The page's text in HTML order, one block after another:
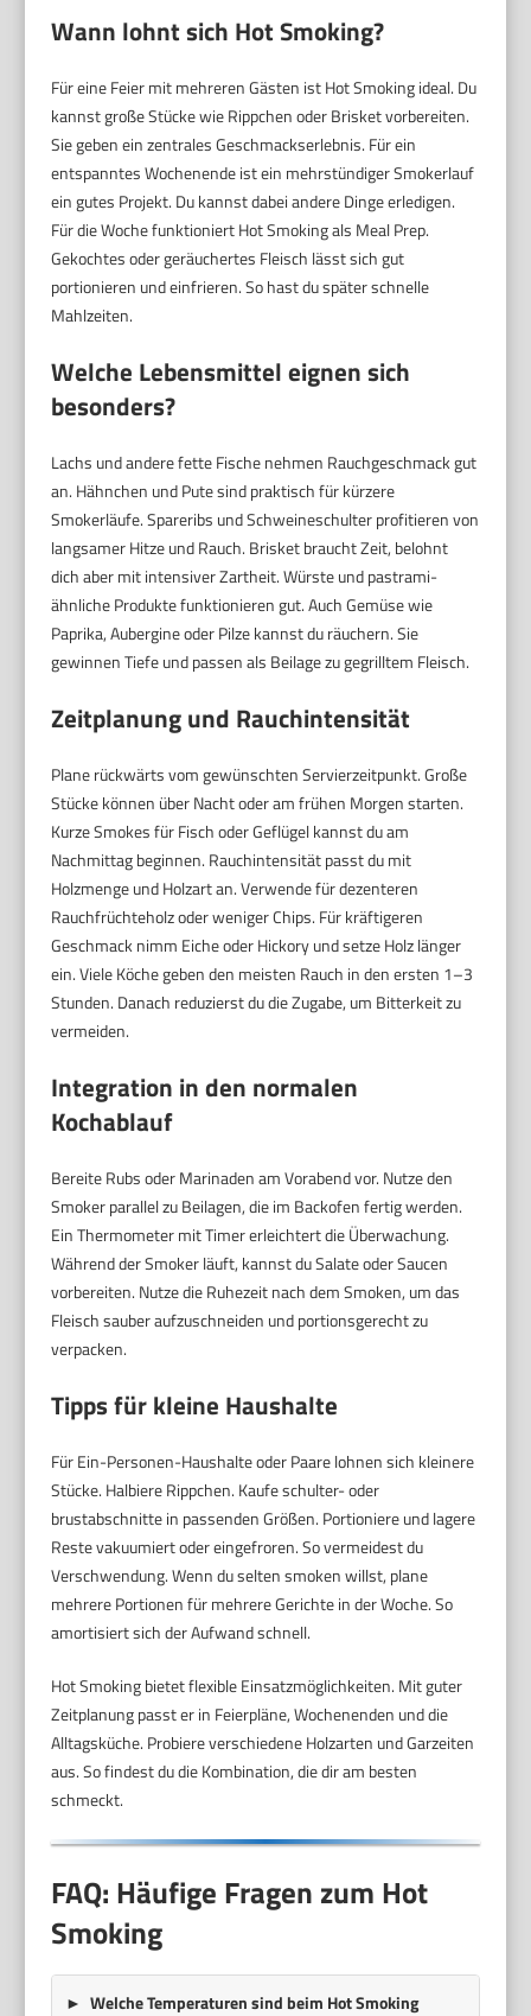
Wann lohnt sich Hot Smoking?
Für eine Feier mit mehreren Gästen ist Hot Smoking ideal. Du
kannst große Stücke wie Rippchen oder Brisket vorbereiten.
Sie geben ein zentrales Geschmackserlebnis. Für ein
entspanntes Wochenende ist ein mehrstündiger Smokerlauf
ein gutes Projekt. Du kannst dabei andere Dinge erledigen.
Für die Woche funktioniert Hot Smoking als Meal Prep.
Gekochtes oder geräuchertes Fleisch lässt sich gut
portionieren und einfrieren. So hast du später schnelle
Mahlzeiten.
Welche Lebensmittel eignen sich
besonders?
Lachs und andere fette Fische nehmen Rauchgeschmack gut
an. Hähnchen und Pute sind praktisch für kürzere
Smokerläufe. Spareribs und Schweineschulter profitieren von
langsamer Hitze und Rauch. Brisket braucht Zeit, belohnt
dich aber mit intensiver Zartheit. Würste und pastrami-
ähnliche Produkte funktionieren gut. Auch Gemüse wie
Paprika, Aubergine oder Pilze kannst du räuchern. Sie
gewinnen Tiefe und passen als Beilage zu gegrilltem Fleisch.
Zeitplanung und Rauchintensität
Plane rückwärts vom gewünschten Servierzeitpunkt. Große
Stücke können über Nacht oder am frühen Morgen starten.
Kurze Smokes für Fisch oder Geflügel kannst du am
Nachmittag beginnen. Rauchintensität passt du mit
Holzmenge und Holzart an. Verwende für dezenteren
Rauchfrüchteholz oder weniger Chips. Für kräftigeren
Geschmack nimm Eiche oder Hickory und setze Holz länger
ein. Viele Köche geben den meisten Rauch in den ersten 1–3
Stunden. Danach reduzierst du die Zugabe, um Bitterkeit zu
vermeiden.
Integration in den normalen
Kochablauf
Bereite Rubs oder Marinaden am Vorabend vor. Nutze den
Smoker parallel zu Beilagen, die im Backofen fertig werden.
Ein Thermometer mit Timer erleichtert die Überwachung.
Während der Smoker läuft, kannst du Salate oder Saucen
vorbereiten. Nutze die Ruhezeit nach dem Smoken, um das
Fleisch sauber aufzuschneiden und portionsgerecht zu
verpacken.
Tipps für kleine Haushalte
Für Ein-Personen-Haushalte oder Paare lohnen sich kleinere
Stücke. Halbiere Rippchen. Kaufe schulter- oder
brustabschnitte in passenden Größen. Portioniere und lagere
Reste vakuumiert oder eingefroren. So vermeidest du
Verschwendung. Wenn du selten smoken willst, plane
mehrere Portionen für mehrere Gerichte in der Woche. So
amortisiert sich der Aufwand schnell.
Hot Smoking bietet flexible Einsatzmöglichkeiten. Mit guter
Zeitplanung passt er in Feierpläne, Wochenenden und die
Alltagsküche. Probiere verschiedene Holzarten und Garzeiten
aus. So findest du die Kombination, die dir am besten
schmeckt.
FAQ: Häufige Fragen zum Hot
Smoking
Welche Temperaturen sind beim Hot Smoking